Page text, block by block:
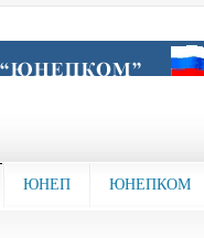
ЮНЕП ЮНЕПКОМ